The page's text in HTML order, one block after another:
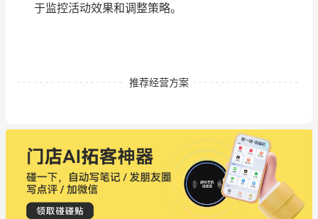
于监控活动效果和调整策略。
推荐经营方案